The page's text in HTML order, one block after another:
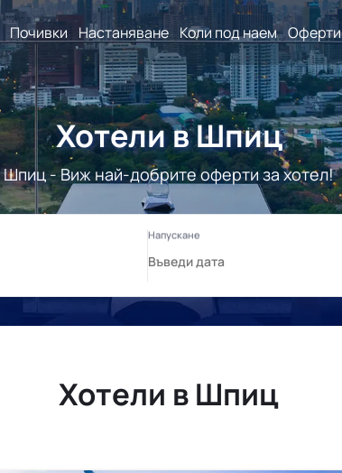
Почивки Настаняване Коли под наем Оферти
Хотели в Шпиц
Шпиц - Виж най-добрите оферти за хотел!
Хотели в Шпиц